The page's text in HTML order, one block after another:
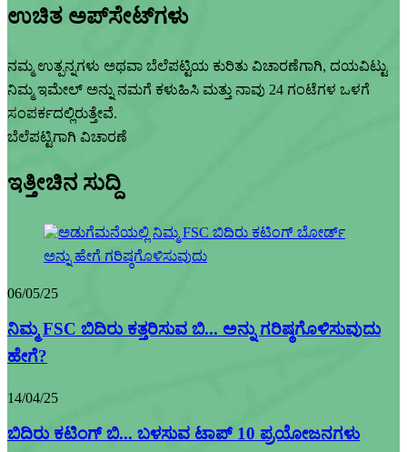
ಉಚಿತ ಅಪ್‌ಸೇಟ್‌ಗಳು
ನಮ್ಮ ಉತ್ಪನ್ನಗಳು ಅಥವಾ ಬೆಲೆಪಟ್ಟಿಯ ಕುರಿತು ವಿಚಾರಣೆಗಾಗಿ, ದಯವಿಟ್ಟು
ನಿಮ್ಮ ಇಮೇಲ್ ಅನ್ನು ನಮಗೆ ಕಳುಹಿಸಿ ಮತ್ತು ನಾವು 24 ಗಂಟೆಗಳ ಒಳಗೆ
ಸಂಪರ್ಕದಲ್ಲಿರುತ್ತೇವೆ.
ಬೆಲೆಪಟ್ಟಿಗಾಗಿ ವಿಚಾರಣೆ
ಇತ್ತೀಚಿನ ಸುದ್ದಿ
06/05/25
ನಿಮ್ಮ FSC ಬಿದಿರು ಕತ್ತರಿಸುವ ಬಿ... ಅನ್ನು ಗರಿಷ್ಠಗೊಳಿಸುವುದು
ಹೇಗೆ?
14/04/25
ಬಿದಿರು ಕಟಿಂಗ್ ಬಿ... ಬಳಸುವ ಟಾಪ್ 10 ಪ್ರಯೋಜನಗಳು